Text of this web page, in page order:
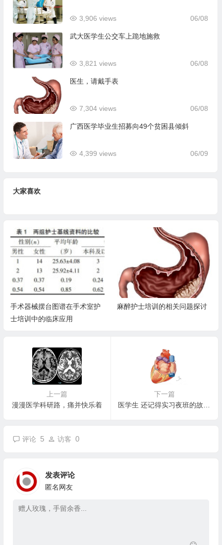
06/08
3,906 views
武大医学生公交车上跪地施救
06/08
3,821 views
医生，请戴手表
06/08
7,304 views
广西医学毕业生招募向49个贫困县倾斜
06/09
4,399 views
大家喜欢
麻醉护士培训的相关问题探讨
住院医师规范化培训+专科医师
上一篇
漫漫医学科研路，痛并快乐着
下一篇
评论 5 访客 0
发表评论
匿名网友